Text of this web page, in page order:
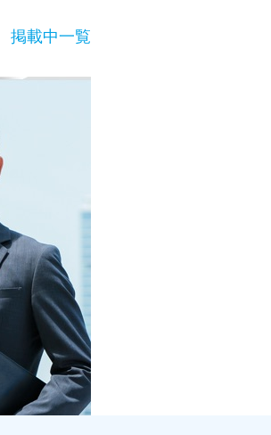
掲載中一覧